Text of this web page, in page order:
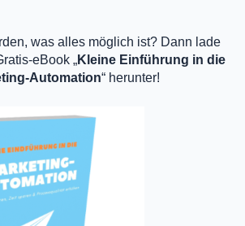
was alles möglich ist? Dann lade
eBook „Kleine Einführung in die
Automation“ herunter!